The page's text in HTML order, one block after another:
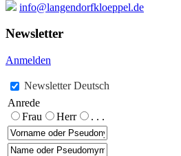
info@langendorfkloeppel.de
Newsletter
Anmelden
Newsletter Deutsch
Anrede
Frau
Herr . . .